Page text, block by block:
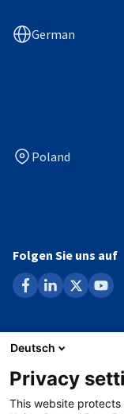
Verkleinern
German
Poland
Folgen Sie uns auf
facebook
linkedin
x youtube
Impressum
Whistleblowing-
Deutsch
Privacy
This website